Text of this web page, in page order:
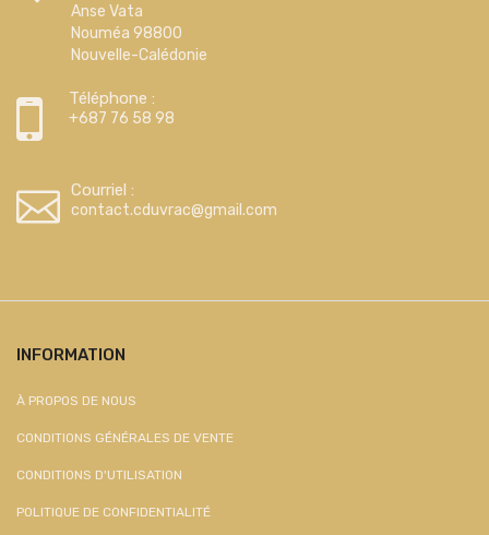
Anse Vata
Nouméa 98800
Nouvelle-Calédonie
Téléphone :
+687 76 58 98
Courriel :
contact.cduvrac@gmail.com
INFORMATION
À PROPOS DE NOUS
CONDITIONS GÉNÉRALES DE VENTE
CONDITIONS D'UTILISATION
POLITIQUE DE CONFIDENTIALITÉ